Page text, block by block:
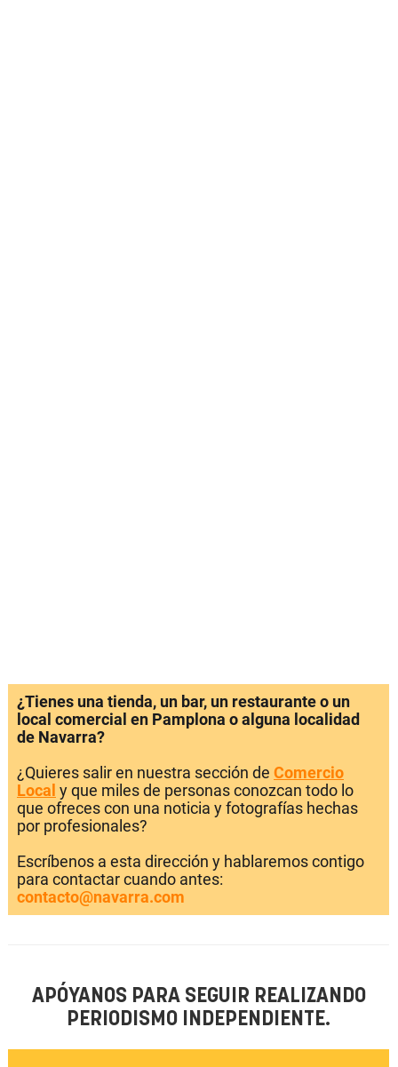
¿Tienes una tienda, un bar, un restaurante o un
local comercial en Pamplona o alguna localidad
de Navarra?
¿Quieres salir en nuestra sección de Comercio
Local y que miles de personas conozcan todo lo
que ofreces con una noticia y fotografías hechas
por profesionales?
Escríbenos a esta dirección y hablaremos contigo
para contactar cuando antes:
contacto@navarra.com
APÓYANOS PARA SEGUIR REALIZANDO
PERIODISMO INDEPENDIENTE.